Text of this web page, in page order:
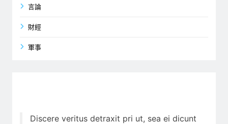
言論
財經
軍事
Discere veritus detraxit pri ut, sea ei dicunt